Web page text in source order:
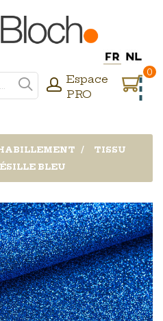
Espace
PRO
0
TISSU
BLEU